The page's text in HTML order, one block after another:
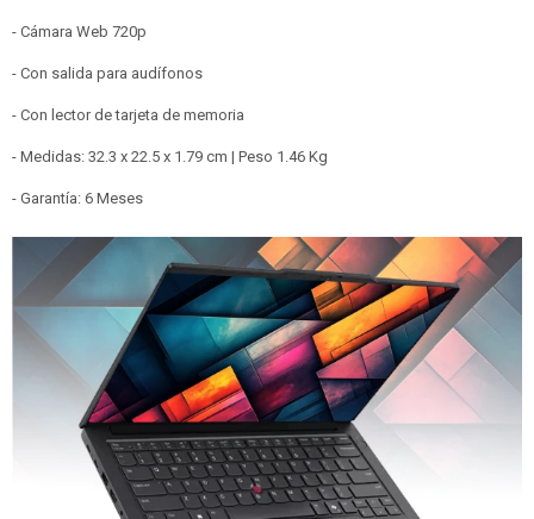
- Cámara Web 720p
- Con salida para audífonos
- Con lector de tarjeta de memoria
- Medidas: 32.3 x 22.5 x 1.79 cm | Peso 1.46 Kg
- Garantía: 6 Meses